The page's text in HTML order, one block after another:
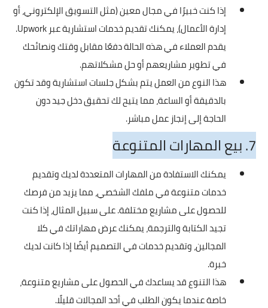
إذا كنت خبيرًا في مجال معين (مثل التسويق الإلكتروني، أو
إدارة الأعمال)، يمكنك تقديم خدمات استشارية عبر Upwork.
يقدم العملاء في هذه الحالة دفعًا مقابل وقتك ونصائحك
في تطوير مشاريعهم أو حل مشكلاتهم.
هذا النوع من العمل يتم بشكل جلسات استشارية وقد تكون
بالدقيقة أو الساعة، مما يتيح لك تحقيق دخل جيد دون
الحاجة إلى إنجاز عمل مباشر.
7. بيع المهارات المتنوعة
يمكنك الاستفادة من المهارات المتعددة لديك وتقديم
خدمات متنوعة في ملفك الشخصي، مما يزيد من فرصك
للحصول على مشاريع مختلفة. على سبيل المثال، إذا كنت
تجيد الكتابة والترجمة، يمكنك عرض مهاراتك في كلا
المجالين، وتقديم خدمات في التصميم أيضًا إذا كانت لديك
خبرة.
هذا التنوع قد يساعدك في الحصول على مشاريع متنوعة،
خاصة عندما يكون الطلب في أحد المجالات قليلًا.